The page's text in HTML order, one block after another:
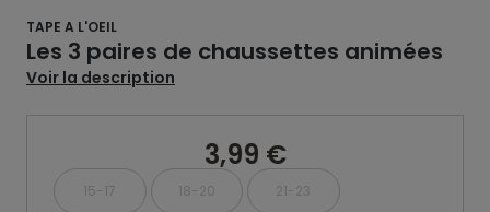
TAPE A L'OEIL
Les 3 paires de chaussettes animées
Voir la description
3,99 €
15-17 18-20
21-23